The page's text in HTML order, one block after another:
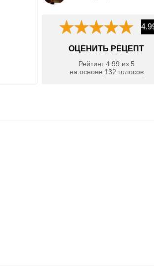
ОЦЕНИТЬ РЕЦЕПТ
Рейтинг 4.99 из 5
на основе 132 голосов